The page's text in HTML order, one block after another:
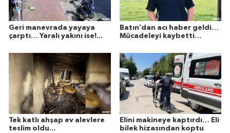
Geri manevrada yayaya
çarptı… Yaralı yakını ise!...
Batın’dan acı haber geldi…
Mücadeleyi kaybetti…
Tek katlı ahşap ev alevlere
teslim oldu...
Elini makineye kaptırdı… Eli
bilek hizasından koptu